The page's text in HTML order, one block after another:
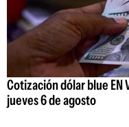
Cotización dólar blue EN
jueves 6 de agosto